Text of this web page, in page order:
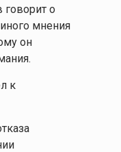
говорит о
мнения
он
к